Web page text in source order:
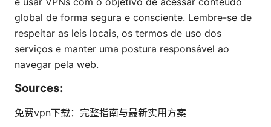
global de forma segura e consciente. Lembre-se de
respeitar as leis locais, os termos de uso dos
serviços e manter uma postura responsável ao
navegar pela web.
Sources:
免费vpn下载：完整指南与最新实用方案